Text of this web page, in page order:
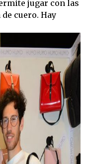
jugar con las
cuero. Hay